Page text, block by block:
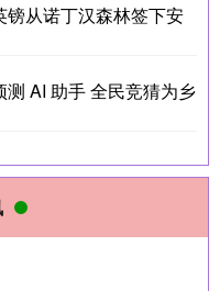
从诺丁汉森林签下安
AI 助手 全民竞猜为乡